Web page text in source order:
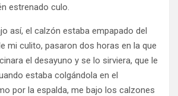
estrenado culo.
así, el calzón estaba empapado del
mi culito, pasaron dos horas en la que
el desayuno y se lo sirviera, que le
estaba colgándola en el
por la espalda, me bajo los calzones